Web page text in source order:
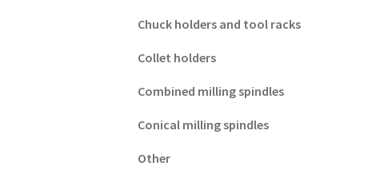
Chuck holders and tool racks
Collet holders
Combined milling spindles
Conical milling spindles
Other